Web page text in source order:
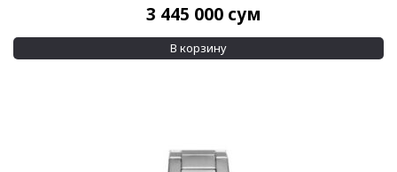
3 445 000 сум
В корзину